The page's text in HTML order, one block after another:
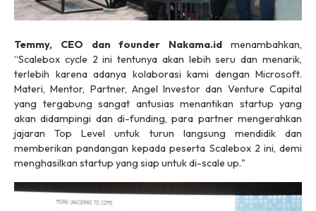
Temmy, CEO dan founder Nakama.id menambahkan,
“Scalebox cycle 2 ini tentunya akan lebih seru dan menarik,
terlebih karena adanya kolaborasi kami dengan Microsoft.
Materi, Mentor, Partner, Angel Investor dan Venture Capital
yang tergabung sangat antusias menantikan startup yang
akan didampingi dan di-funding, para partner mengerahkan
jajaran Top Level untuk turun langsung mendidik dan
memberikan pandangan kepada peserta Scalebox 2 ini, demi
menghasilkan startup yang siap untuk di-scale up."